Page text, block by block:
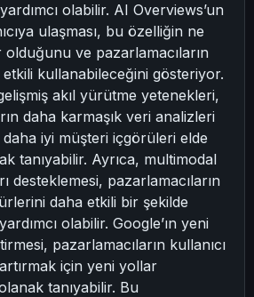
olabilir. AI Overviews’un
ulaşması, bu özelliğin ne
ve pazarlamacıların
etkili kullanabileceğini gösteriyor.
akıl yürütme yetenekleri,
daha karmaşık veri analizleri
daha iyi müşteri içgörüleri elde
tanıyabilir. Ayrıca, multimodal
desteklemesi, pazarlamacıların
daha etkili bir şekilde
olabilir. Google’ın yeni
pazarlamacıların kullanıcı
için yeni yollar
tanıyabilir. Bu